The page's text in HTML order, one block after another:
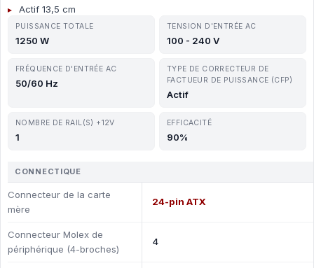
Actif 13,5 cm
PUISSANCE TOTALE
1250 W
TENSION D'ENTRÉE AC
100 - 240 V
FRÉQUENCE D'ENTRÉE AC
50/60 Hz
TYPE DE CORRECTEUR DE
FACTUEUR DE PUISSANCE (CFP)
Actif
NOMBRE DE RAIL(S) +12V
1
EFFICACITÉ
90%
CONNECTIQUE
Connecteur de la carte
mère
24-pin ATX
Connecteur Molex de
périphérique (4-broches)
4